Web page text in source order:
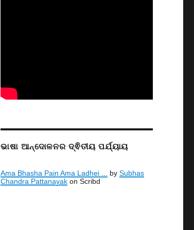
ଭାଷା ଆନ୍ଦୋଳନର ଦ୍ଵିତୀୟ ପର୍ଯ୍ୟାୟ
Ama Bhasha Pain Ama Ladhei ... by Subhas
Chandra Pattanayakon Scribd